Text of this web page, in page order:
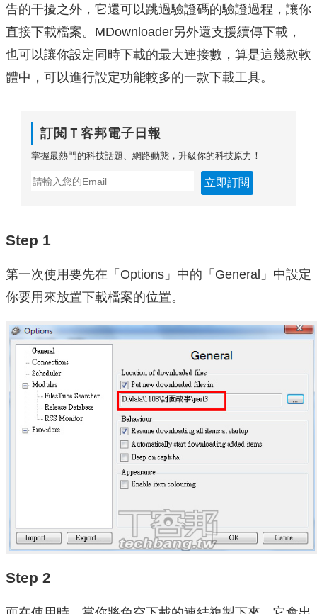
告的干擾之外，它還可以跳過驗證碼的驗證過程，讓你
直接下載檔案。MDownloader另外還支援續傳下載，
也可以讓你設定同時下載的最大連接數，算是這幾款軟
體中，可以進行設定功能較多的一款下載工具。
訂閱Ｔ客邦電子日報
掌握最熱門的科技話題、網路動態，升級你的科技原力！
立即訂閱
Step 1
第一次使用要先在「Options」中的「General」中設定
你要用來放置下載檔案的位置。
Step 2